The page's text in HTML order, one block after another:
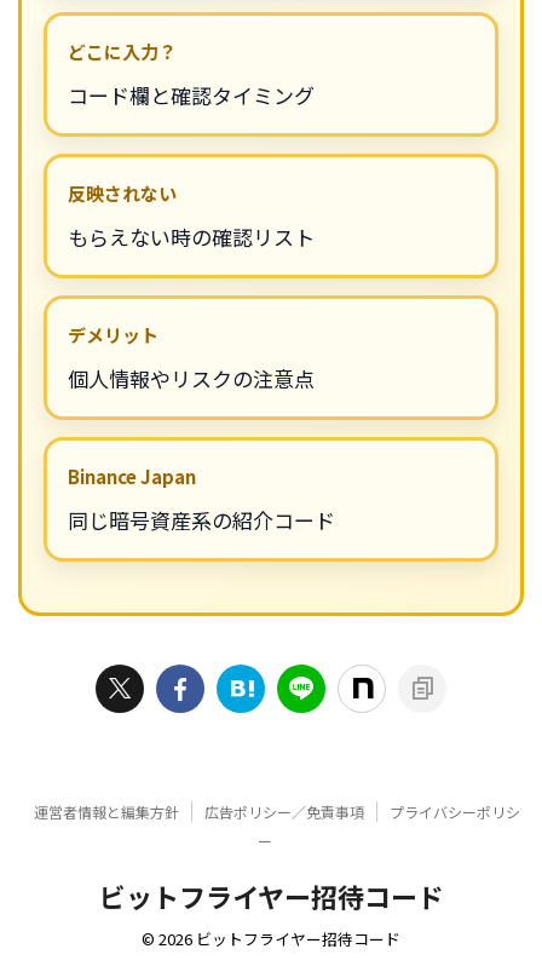
どこに入力？
コード欄と確認タイミング
反映されない
もらえない時の確認リスト
デメリット
個人情報やリスクの注意点
Binance Japan
同じ暗号資産系の紹介コード
運営者情報と編集方針 広告ポリシー／免責事項
プライバシーポリシ
ー
ビットフライヤー招待コード
© 2026 ビットフライヤー招待コード